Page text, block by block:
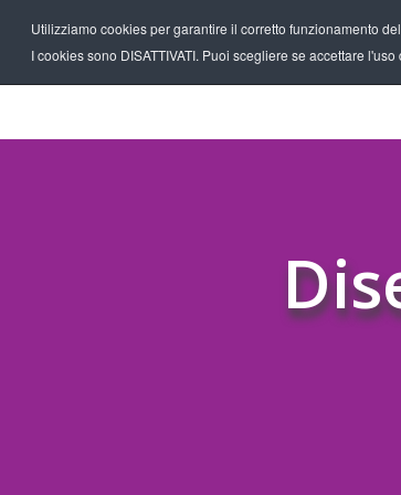
Utilizziamo cookies per garantire il corretto funzionamento
I cookies sono DISATTIVATI. Puoi scegliere se accettare